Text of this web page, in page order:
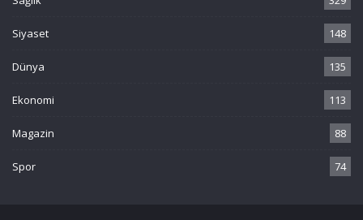
Siyaset 148
Dünya 135
Ekonomi 113
Magazin 88
Spor 74